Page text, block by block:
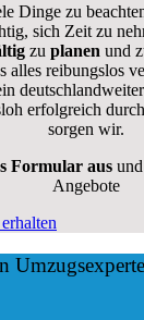
Dinge zu
sich Zeit zu
zu planen und
alles reibungslos
erfolgreich
sorgen wir.
Formular aus
Angebote